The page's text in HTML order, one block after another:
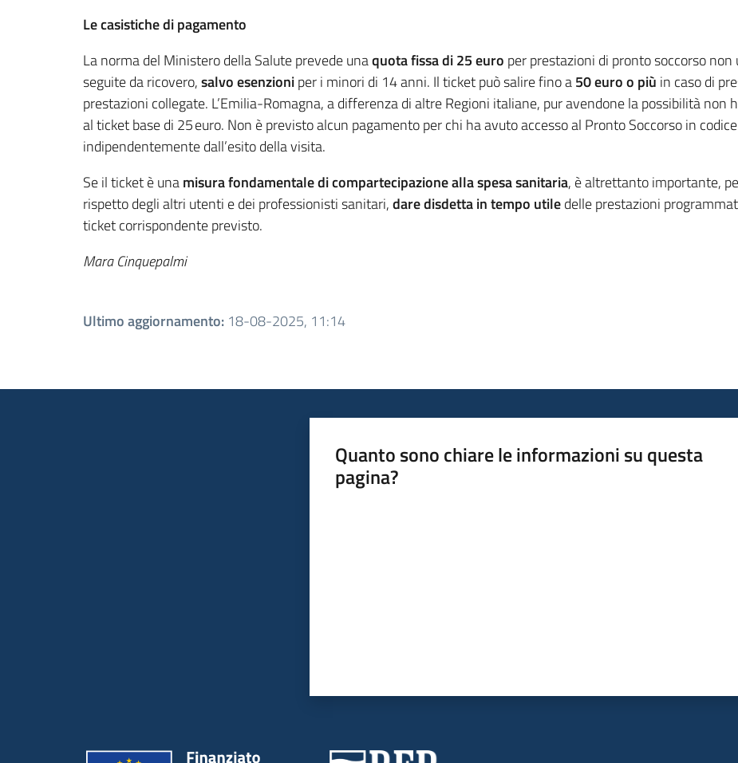
Le casistiche di pagamento
La norma del Ministero della Salute prevede unaquota fissa di 25 euro per prestazioni di pronto soccorso
seguite da ricovero,salvo esenzioniper i minori di 14 anni. Il ticket può salire fino a50 euro o più in caso di
prestazioni collegate. L’Emilia-Romagna, a differenza di altre Regioni italiane, pur avendone la possibilità
al ticket base di 25 euro. Non è previsto alcun pagamento per chi ha avuto accesso al Pronto Soccorso in
indipendentemente dall’esito della visita.
Se il ticket è unamisura fondamentale di compartecipazione alla spesa sanitaria, è altrettanto importante,
rispetto degli altri utenti e dei professionisti sanitari,dare disdetta in tempo utiledelle prestazioni
ticket corrispondente previsto.
Mara Cinquepalmi
Ultimo aggiornamento: 18-08-2025, 11:14
Quanto sono chiare le informazioni su questa
pagina?